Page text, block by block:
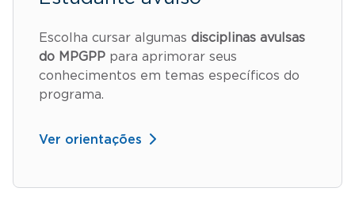
Escolha cursar algumas disciplinas avulsas
do MPGPP para aprimorar seus
conhecimentos em temas específicos do
programa.
Ver orientações